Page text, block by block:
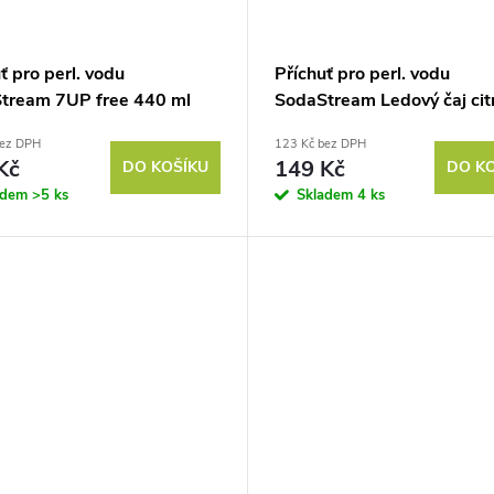
pro perl. vodu
7UP free 440 ml
DPH
>5 ks
DO KOŠÍKU
Příchuť pro perl. vodu
SodaStream Ledový čaj
123 Kč bez DPH
149 Kč
Skladem 4 ks
DO